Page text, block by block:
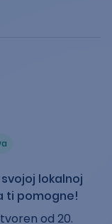
lokalnoj
ti pomogne!